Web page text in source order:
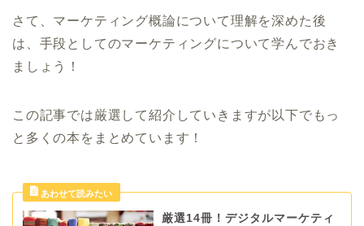
さて、マーケティング概論について理解を深めた後
は、手段としてのマーケティングについて学んでおき
ましょう！
この記事では厳選して紹介していきますが以下でもっ
と多くの本をまとめています！
厳選14冊！デジタルマーケティ